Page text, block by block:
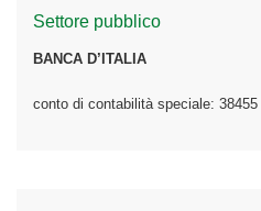
Settore pubblico
BANCA D’ITALIA
conto di contabilità speciale: 38455